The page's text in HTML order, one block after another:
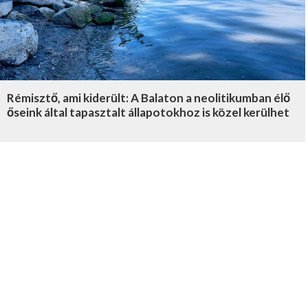
Rémisztő, ami kiderült: A Balaton a neolitikumban élő
őseink által tapasztalt állapotokhoz is közel kerülhet